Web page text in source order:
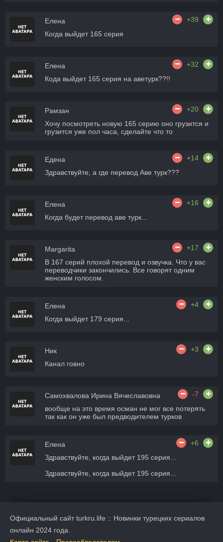
Елена
+39
Когда выйдет 165 серия
Елена
+32
Кода выйдет 165 серия на аветурк??!!
Рамзан
+20
Хочу посмотреть новую 165 серию оно грузится и
грузится уже пол часа, сделайте что то
Едена
+14
Здравствуйте, а где перевод Аве турк???
Елена
+16
Когда будет перевод аве турк...
Margarita
+17
В 167 серий плохой перевод и озвучка. Что у вас
переводчики закончились. Все говорят одним
женским голосом.
Елена
+4
Когда выйдет 179 серия...
Ник
+3
Канал говно
Самохвалова Ирина Вячеславовна
-7
вообще на это время осман не мог все потерять
так как он уже был предводителем турков
Елена
+6
Здравствуйте, когда выйдет 195 серия...
Здравствуйте, когда выйдет 195 серия...
Официальный сайт turkru.life :: Новинки турецких сериалов
онлайн 2024 года.